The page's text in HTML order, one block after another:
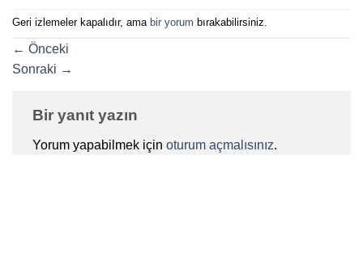
Geri izlemeler kapalıdır, ama bir yorum bırakabilirsiniz.
← Önceki
Sonraki →
Bir yanıt yazın
Yorum yapabilmek için oturum açmalısınız.